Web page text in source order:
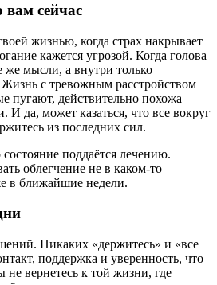
сейчас
жизнью, когда страх накрывает
кажется угрозой. Когда голова
же мысли, а внутри только
с тревожным расстройством
пугают, действительно похожа
И да, может казаться, что все вокруг
из последних сил.
поддаётся лечению.
облегчение не в каком‑то
в ближайшие недели.
Никаких «держитесь» и «все
поддержка и уверенность, что
не вернетесь к той жизни, где